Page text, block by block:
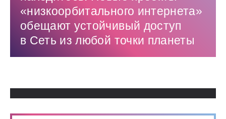
«низкоорбитального интернета»
обещают устойчивый доступ
в Сеть из любой точки планеты